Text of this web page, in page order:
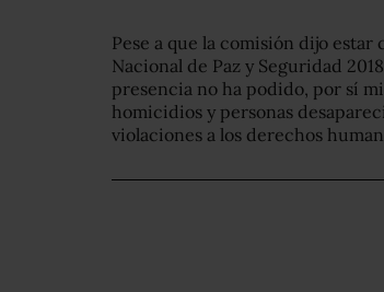
Pese a que la comisión dijo
Nacional de Paz y Seguridad
presencia no ha podido, por sí
homicidios y personas
violaciones a los derechos